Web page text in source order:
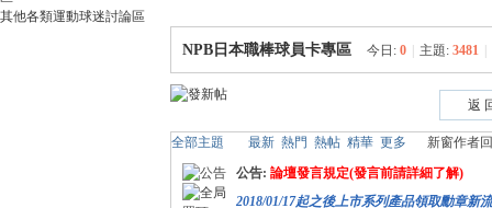
其他各類運動球迷討論區
NPB日本職棒球員卡專區 今日: 0 主題: 3481
返
新窗
全部主題 最新 熱門 熱帖 精華 更多 作者
公告: 論壇發言規定(發言前請詳細了解)
2018/01/17起之後上市系列產品領取勳章新